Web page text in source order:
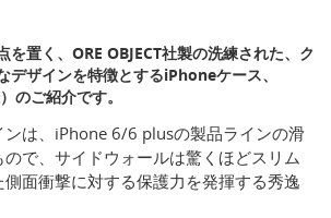
を置く、ORE OBJECT社製の洗練された、ク
デザインを特徴とするiPhoneケース、
のご紹介です。
ンは、iPhone 6/6 plusの製品ラインの滑
で、サイドウォールは驚くほどスリム
面衝撃に対する保護力を発揮する秀逸